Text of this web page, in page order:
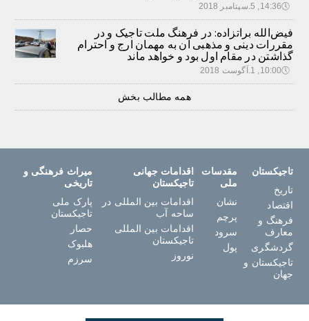
🕔14:36, 5.سپتامبر 2018
فیض‌الله براتزاده: در فرهنگ ملت تاجیک و در
مقررات دینی و مذهبی آن به مهمان ارج و احترام
گذاشتن در مقام اول بود و خواهد ماند
🕔10:00, 1.آگوست 2018
همه مطالب بخش
تاجیکستان
تاریخ
اقتصاد
فرهنگ و
معارف
گردشگری
تاجیکستان و
جهان
مقدسات
ملی
نشان
پرچم
سرود
پول
اقدامات جهانی
تاجیکستان
اقدامات بین المللی در
ساحه آب
اقدامات بین المللی
تاجیکستان
نوروز
میراث فرهنگی و
تاریخی
پارک ملی
تاجیکستان
حصار
هلبوک
سرزم